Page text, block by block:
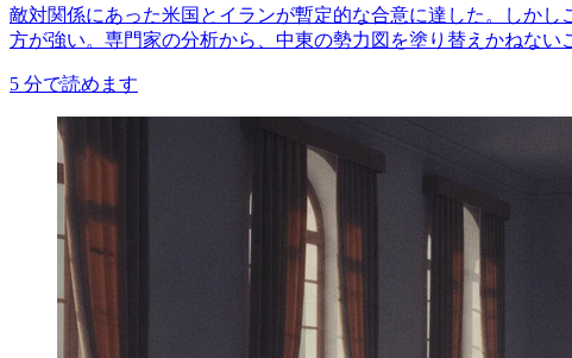
敵対関係にあった米国とイランが暫定的な合意に達した。しか
方が強い。専門家の分析から、中東の勢力図を塗り替えかねない
5 分で読めます